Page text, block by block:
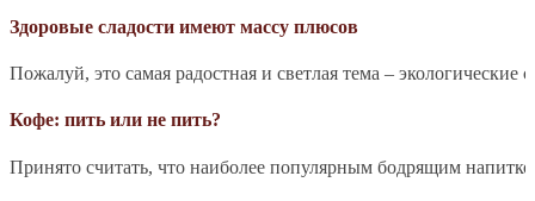
Здоровые сладости имеют массу плюсов
Пожалуй, это самая радостная и светлая тема –
Кофе: пить или не пить?
Принято считать, что наиболее популярным бодрящим